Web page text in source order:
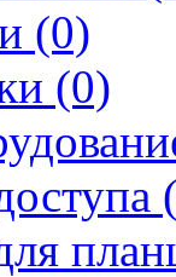
(0)
(0)